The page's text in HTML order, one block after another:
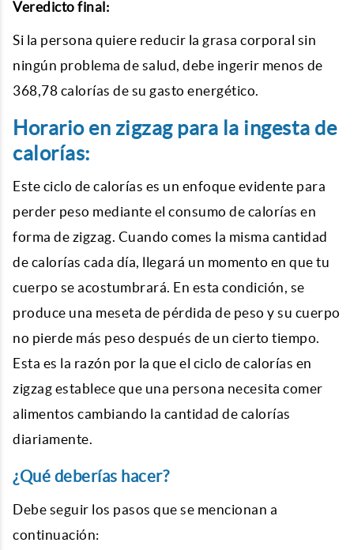
Veredicto final:
Si la persona quiere reducir la grasa corporal sin
ningún problema de salud, debe ingerir menos de
368,78 calorías de su gasto energético.
Horario en zigzag para la ingesta de
calorías:
Este ciclo de calorías es un enfoque evidente para
perder peso mediante el consumo de calorías en
forma de zigzag. Cuando comes la misma cantidad
de calorías cada día, llegará un momento en que tu
cuerpo se acostumbrará. En esta condición, se
produce una meseta de pérdida de peso y su cuerpo
no pierde más peso después de un cierto tiempo.
Esta es la razón por la que el ciclo de calorías en
zigzag establece que una persona necesita comer
alimentos cambiando la cantidad de calorías
diariamente.
¿Qué deberías hacer?
Debe seguir los pasos que se mencionan a
continuación: